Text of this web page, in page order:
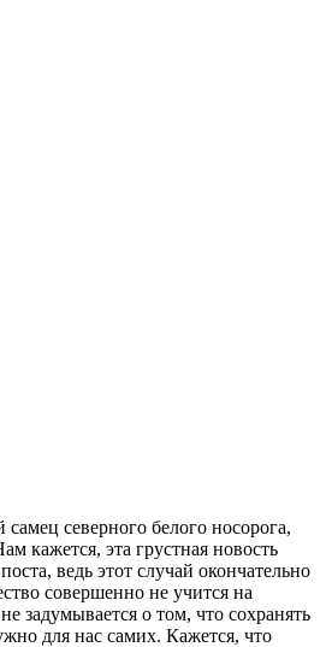
северного белого носорога,
кажется, эта грустная новость
ведь этот случай окончательно
совершенно не учится на
задумывается о том, что сохранять
для нас самих. Кажется, что